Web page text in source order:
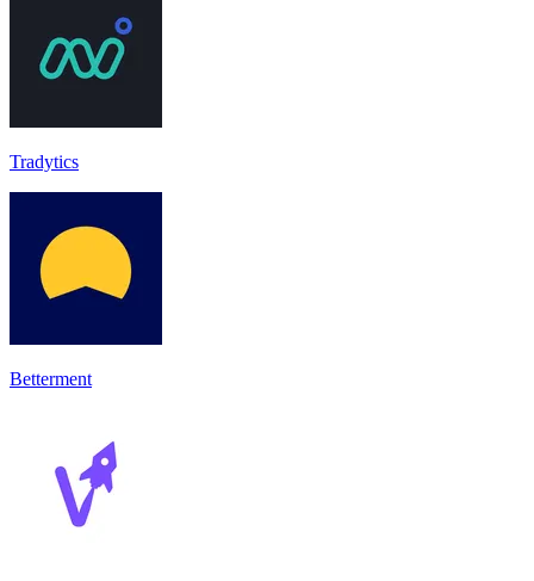
Tradytics
Betterment